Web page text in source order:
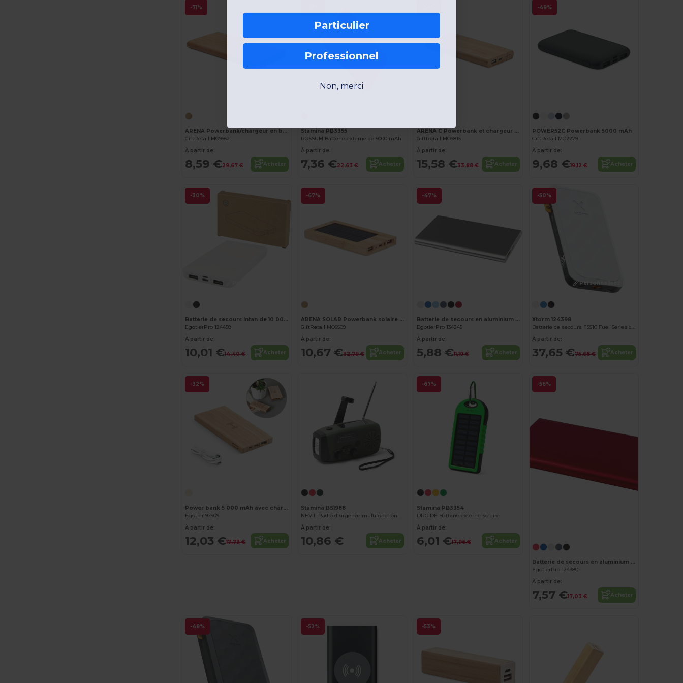
-71%
ARENA Powerbank/chargeur en bambou
GiftRetail MO9662
À partir de:
8,59 €29,67 € Acheter
Stamina PB3355
ROSSUM Batterie externe de 5000 mAh
À partir de:
7,36 €22,63 € Acheter
ARENA C Powerbank et chargeur 6000 mAh
GiftRetail MO6815
À partir de:
15,58 €33,88 € Acheter
-49%
POWER52C Powerbank 5000 mAh
GiftRetail MO2279
À partir de:
9,68 €19,12 € Acheter
-30%
Batterie de secours Intan de 10 000 mAh et 10 W en plastique recyclé
EgotierPro 124458
À partir de:
10,01 €14,40 € Acheter
-67%
ARENA SOLAR Powerbank solaire 4000 mAh
GiftRetail MO6509
À partir de:
10,67 €32,79 € Acheter
-47%
Batterie de secours en aluminium 4000 mAh Pep
EgotierPro 134245
À partir de:
5,88 €11,19 € Acheter
-50%
Personnalisez-le !
Xtorm 124398
Batterie de secours FS510 Fuel Series de 10 000 mAh 20 W
À partir de:
37,65 €75,68 € Acheter
-32%
Power bank 5 000 mAh avec chargeur sans fil 5W en bambou
Egotier 97909
À partir de:
12,03 €17,73 € Acheter
Stamina BS1988
NEVIL Radio d'urgence multifonction avec dynamo
À partir de:
10,86 € Acheter
-67%
Stamina PB3354
DROIDE Batterie externe solaire
À partir de:
6,01 €17,96 € Acheter
-56%
Batterie de secours en aluminium Pep de type-C de 4 000 mAh
EgotierPro 124380
À partir de:
7,57 €17,03 € Acheter
-48% -52% -53%
Particulier
Professionnel
Non, merci